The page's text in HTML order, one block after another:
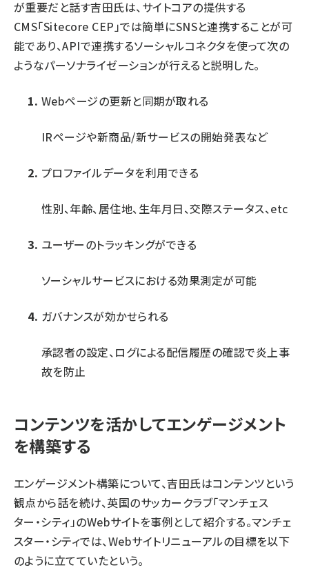
が重要だと話す吉田氏は、サイトコアの提供する
CMS「Sitecore CEP」では簡単にSNSと連携することが可
能であり、APIで連携するソーシャルコネクタを使って次の
ようなパーソナライゼーションが行えると説明した。
Webページの更新と同期が取れる
IRページや新商品/新サービスの開始発表など
プロファイルデータを利用できる
性別、年齢、居住地、生年月日、交際ステータス、etc
ユーザーのトラッキングができる
ソーシャルサービスにおける効果測定が可能
ガバナンスが効かせられる
承認者の設定、ログによる配信履歴の確認で炎上事
故を防止
コンテンツを活かしてエンゲージメント
を構築する
エンゲージメント構築について、吉田氏はコンテンツという
観点から話を続け、英国のサッカークラブ「マンチェス
ター・シティ 」のWebサイトを事例として紹介する。マンチェ
スター・シティでは、Webサイトリニューアルの目標を以下
のように立てていたという。